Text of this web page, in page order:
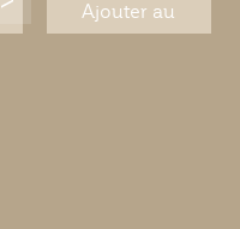
Ajouter au